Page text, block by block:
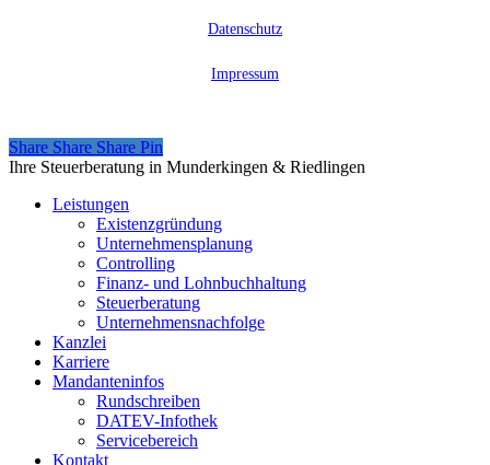
Datenschutz
Impressum
Share
Share Share Share Pin
Close
Ihre Steuerberatung in Munderkingen & Riedlingen
Leistungen
Existenzgründung
Unternehmensplanung
Controlling
Finanz- und Lohnbuchhaltung
Steuerberatung
Unternehmensnachfolge
Kanzlei
Karriere
Mandanteninfos
Rundschreiben
DATEV-Infothek
Servicebereich
Kontakt